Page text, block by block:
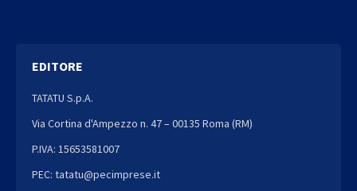
EDITORE
TATATU S.p.A.
Via Cortina d'Ampezzo n. 47 – 00135 Roma (RM)
P.IVA: 15653581007
PEC: tatatu@pecimprese.it